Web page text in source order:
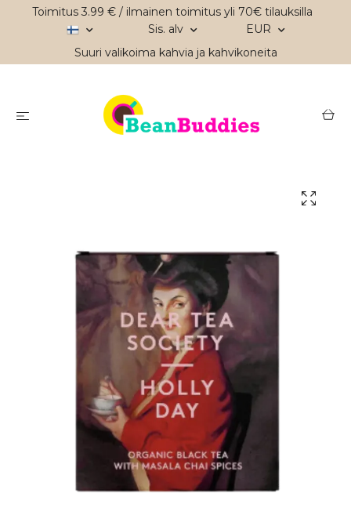
Toimitus 3.99 € / ilmainen toimitus yli 70€ tilauksilla
Sis. alv
EUR
Suuri valikoima kahvia ja kahvikoneita